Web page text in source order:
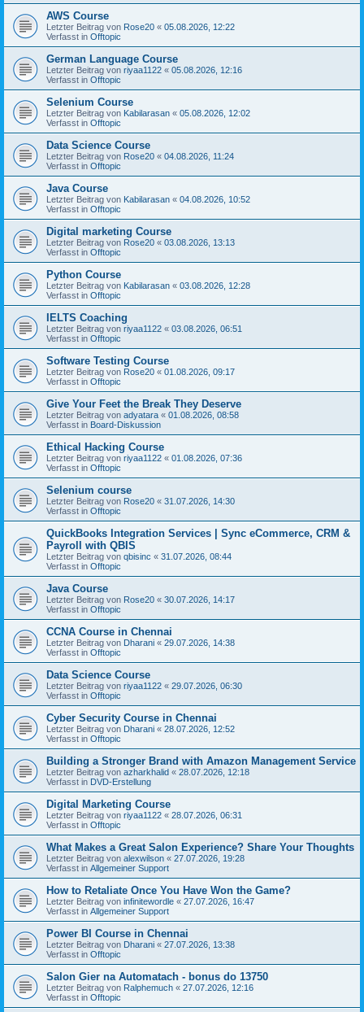
AWS Course
Letzter Beitrag von Rose20 « 05.08.2026, 12:22
Verfasst in Offtopic
German Language Course
Letzter Beitrag von riyaa1122 « 05.08.2026, 12:16
Verfasst in Offtopic
Selenium Course
Letzter Beitrag von Kabilarasan « 05.08.2026, 12:02
Verfasst in Offtopic
Data Science Course
Letzter Beitrag von Rose20 « 04.08.2026, 11:24
Verfasst in Offtopic
Java Course
Letzter Beitrag von Kabilarasan « 04.08.2026, 10:52
Verfasst in Offtopic
Digital marketing Course
Letzter Beitrag von Rose20 « 03.08.2026, 13:13
Verfasst in Offtopic
Python Course
Letzter Beitrag von Kabilarasan « 03.08.2026, 12:28
Verfasst in Offtopic
IELTS Coaching
Letzter Beitrag von riyaa1122 « 03.08.2026, 06:51
Verfasst in Offtopic
Software Testing Course
Letzter Beitrag von Rose20 « 01.08.2026, 09:17
Verfasst in Offtopic
Give Your Feet the Break They Deserve
Letzter Beitrag von adyatara « 01.08.2026, 08:58
Verfasst in Board-Diskussion
Ethical Hacking Course
Letzter Beitrag von riyaa1122 « 01.08.2026, 07:36
Verfasst in Offtopic
Selenium course
Letzter Beitrag von Rose20 « 31.07.2026, 14:30
Verfasst in Offtopic
QuickBooks Integration Services | Sync eCommerce, CRM &
Payroll with QBIS
Letzter Beitrag von qbisinc « 31.07.2026, 08:44
Verfasst in Offtopic
Java Course
Letzter Beitrag von Rose20 « 30.07.2026, 14:17
Verfasst in Offtopic
CCNA Course in Chennai
Letzter Beitrag von Dharani « 29.07.2026, 14:38
Verfasst in Offtopic
Data Science Course
Letzter Beitrag von riyaa1122 « 29.07.2026, 06:30
Verfasst in Offtopic
Cyber Security Course in Chennai
Letzter Beitrag von Dharani « 28.07.2026, 12:52
Verfasst in Offtopic
Building a Stronger Brand with Amazon Management Service
Letzter Beitrag von azharkhalid « 28.07.2026, 12:18
Verfasst in DVD-Erstellung
Digital Marketing Course
Letzter Beitrag von riyaa1122 « 28.07.2026, 06:31
Verfasst in Offtopic
What Makes a Great Salon Experience? Share Your Thoughts
Letzter Beitrag von alexwilson « 27.07.2026, 19:28
Verfasst in Allgemeiner Support
How to Retaliate Once You Have Won the Game?
Letzter Beitrag von infinitewordle « 27.07.2026, 16:47
Verfasst in Allgemeiner Support
Power BI Course in Chennai
Letzter Beitrag von Dharani « 27.07.2026, 13:38
Verfasst in Offtopic
Salon Gier na Automatach - bonus do 13750
Letzter Beitrag von Ralphemuch « 27.07.2026, 12:16
Verfasst in Offtopic